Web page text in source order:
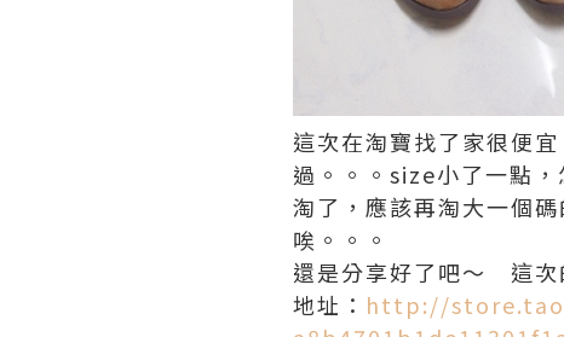
這次在淘寶找了家很便
過。。。size小了一點
淘了，應該再淘大一個
唉。。。
還是分享好了吧～ 這次
地址： http://